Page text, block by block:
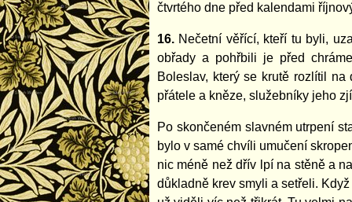
čtvrtého dne před kalendami
16. Nečetní věřící, kteří tu byli,
obřady a pohřbili je před
Boleslav, který se krutě rozlítil
přátele a kněze, služebníky jeho
Po skončeném slavném utrpení
bylo v samé chvíli umučení
nic méně než dřív lpí na stěně a
důkladně krev smyli a setřeli.